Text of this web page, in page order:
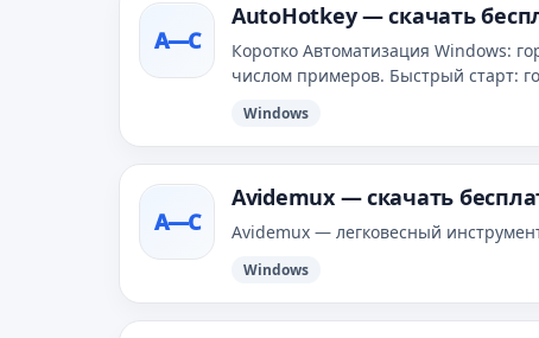
A—С
AutoHotkey — скачать
Коротко Автоматизация Windows:
числом примеров. Быстрый старт:
Windows
A—С
Avidemux — скачать
Avidemux — легковесный
Windows